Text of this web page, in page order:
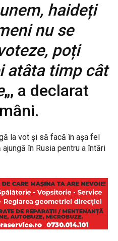
haideți
nu se
poți
atâta timp cât
„, a declarat
la vot și să facă în așa fel
în Rusia pentru a întări